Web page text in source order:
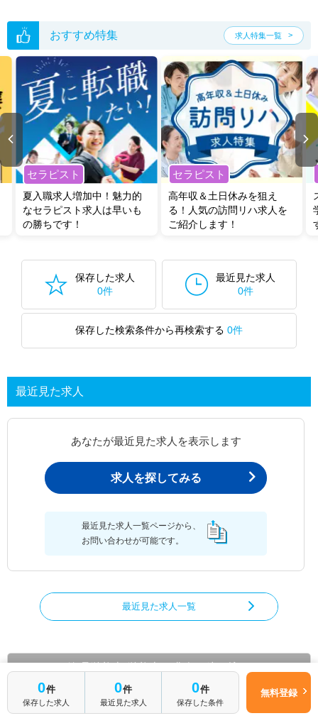
おすすめ特集 求人特集一覧
セラピスト
夏入職求人増加中！魅力的
なセラピスト求人は早いも
の勝ちです！
セラピスト
高年収＆土日休みを狙え
る！人気の訪問リハ求人を
ご紹介します！
保存した求人
0件
最近見た求人
0件
保存した検索条件から再検索する 0件
最近見た求人
あなたが最近見た求人を表示します
求人を探してみる
最近見た求人一覧ページから、
お問い合わせが可能です。
最近見た求人一覧
0件
保存した求人
0件
最近見た求人
0件
保存した条件
無料登録
都道府県から管理栄養士/栄養士の求人を探す